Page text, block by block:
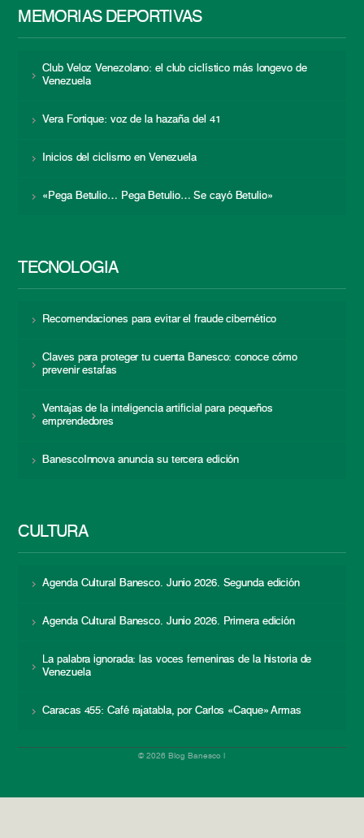
MEMORIAS DEPORTIVAS
Club Veloz Venezolano: el club ciclístico más longevo de
Venezuela
Vera Fortique: voz de la hazaña del 41
Inicios del ciclismo en Venezuela
«Pega Betulio… Pega Betulio… Se cayó Betulio»
TECNOLOGÍA
Recomendaciones para evitar el fraude cibernético
Claves para proteger tu cuenta Banesco: conoce cómo
prevenir estafas
Ventajas de la inteligencia artificial para pequeños
emprendedores
BanescoInnova anuncia su tercera edición
CULTURA
Agenda Cultural Banesco. Junio 2026. Segunda edición
Agenda Cultural Banesco. Junio 2026. Primera edición
La palabra ignorada: las voces femeninas de la historia de
Venezuela
Caracas 455: Café rajatabla, por Carlos «Caque» Armas
© 2026 Blog Banesco |